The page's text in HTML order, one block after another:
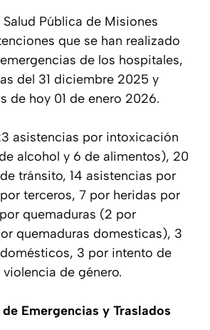
Pública de Misiones
que se han realizado
de los hospitales,
del 31 diciembre 2025 y
de hoy 01 de enero 2026.
asistencias por intoxicación
alcohol y 6 de alimentos), 20
tránsito, 14 asistencias por
terceros, 7 por heridas por
quemaduras (2 por
quemaduras domesticas), 3
3 por intento de
de género.
Emergencias y Traslados